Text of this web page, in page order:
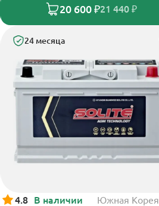
20 600 ₽21 440 ₽
24 месяца
4.8 В наличии Южная Корея